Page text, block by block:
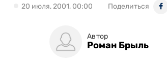
20 июля, 2001, 00:00 Поделиться
Автор
Роман Брыль